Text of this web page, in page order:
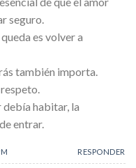
seguro.
es volver a
también importa.
debía habitar, la
entrar.
RESPONDER